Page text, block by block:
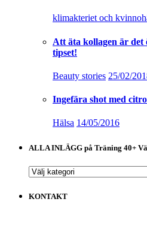
klimakteriet och
Att äta kollagen är det
tipset!
Beauty stories 25/02/
Ingefära shot med
Hälsa 14/05/2016
ALLA INLÄGG på Träning 40+
ALLA
på
KONTAKT